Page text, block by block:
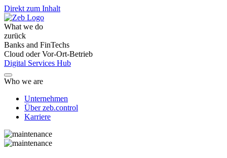
Direkt zum Inhalt
What we do
zurück
Banks and FinTechs
Cloud oder Vor-Ort-Betrieb
Digital Services Hub
Who we are
Unternehmen
Über zeb.control
Karriere